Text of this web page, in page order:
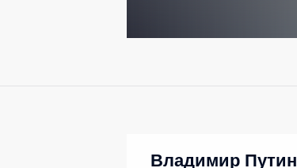
Владимир Путин